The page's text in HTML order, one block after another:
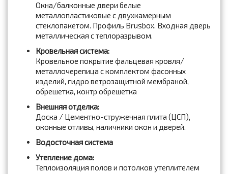
Окна/балконные двери белые
металлопластиковые с двухкамерным
стеклопакетом. Профиль Brusbox. Входная дверь
металлическая с теплоразрывом.
Кровельная система:
Кровельное покрытие фальцевая кровля/
металлочерепица с комплектом фасонных
изделий, гидро ветрозащитной мембраной,
обрешетка, контр обрешетка
Внешняя отделка:
Доска / Цементно-стружечная плита (ЦСП),
оконные отливы, наличники окон и дверей.
Водосточная система
Утепление дома:
Теплоизоляция полов и потолков утеплителем